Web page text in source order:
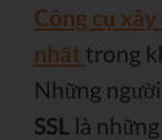
Công cụ
nhất trong
Những
SSL là